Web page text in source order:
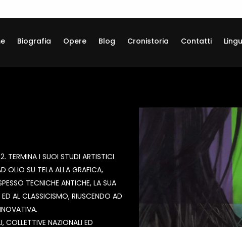
Biografia Opere Blog Cronistoria Contatti
TERMINA I SUOI STUDI ARTISTICI
OLIO SU TELA ALLA GRAFICA,
TECNICHE ANTICHE, LA SUA
AL CLASSICISMO, RIUSCENDO AD
COLLETTIVE NAZIONALI ED